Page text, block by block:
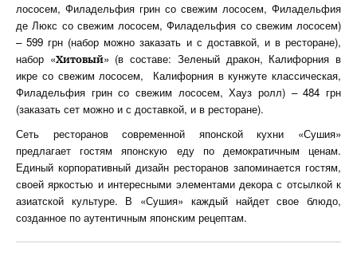
лососем, Филадельфия грин со свежим лососем, Филадельфия
де Люкс со свежим лососем, Филадельфия со свежим лососем)
– 599 грн (набор можно заказать и с доставкой, и в ресторане),
набор «Хитовый» (в составе: Зеленый дракон, Калифорния в
икре со свежим лососем, Калифорния в кунжуте классическая,
Филадельфия грин со свежим лососем, Хауз ролл) – 484 грн
(заказать сет можно и с доставкой, и в ресторане).
Сеть ресторанов современной японской кухни «Сушия»
предлагает гостям японскую еду по демократичным ценам.
Единый корпоративный дизайн ресторанов запоминается гостям,
своей яркостью и интересными элементами декора с отсылкой к
азиатской культуре. В «Сушия» каждый найдет свое блюдо,
созданное по аутентичным японским рецептам.